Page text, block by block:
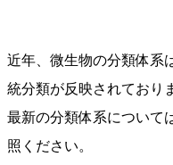
近年、微生物の分類体系
統分類が反映されており
最新の分類体系について
照ください。